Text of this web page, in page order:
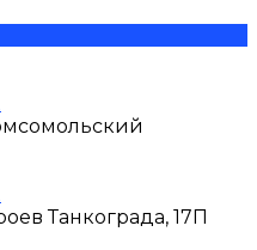
Танкограда, 17П